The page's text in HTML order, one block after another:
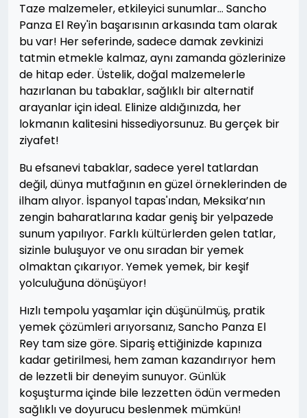
Taze malzemeler, etkileyici sunumlar… Sancho
Panza El Rey'in başarısının arkasında tam olarak
bu var! Her seferinde, sadece damak zevkinizi
tatmin etmekle kalmaz, aynı zamanda gözlerinize
de hitap eder. Üstelik, doğal malzemelerle
hazırlanan bu tabaklar, sağlıklı bir alternatif
arayanlar için ideal. Elinize aldığınızda, her
lokmanın kalitesini hissediyorsunuz. Bu gerçek bir
ziyafet!
Bu efsanevi tabaklar, sadece yerel tatlardan
değil, dünya mutfağının en güzel örneklerinden de
ilham alıyor. İspanyol tapas'ından, Meksika’nın
zengin baharatlarına kadar geniş bir yelpazede
sunum yapılıyor. Farklı kültürlerden gelen tatlar,
sizinle buluşuyor ve onu sıradan bir yemek
olmaktan çıkarıyor. Yemek yemek, bir keşif
yolculuğuna dönüşüyor!
Hızlı tempolu yaşamlar için düşünülmüş, pratik
yemek çözümleri arıyorsanız, Sancho Panza El
Rey tam size göre. Sipariş ettiğinizde kapınıza
kadar getirilmesi, hem zaman kazandırıyor hem
de lezzetli bir deneyim sunuyor. Günlük
koşuşturma içinde bile lezzetten ödün vermeden
sağlıklı ve doyurucu beslenmek mümkün!